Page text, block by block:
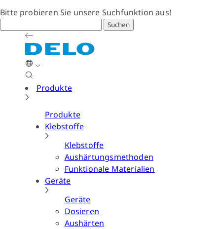
Bitte probieren Sie unsere Suchfunktion aus!
Suchen
Produkte
Produkte
Klebstoffe
Klebstoffe
Aushärtungsmethoden
Funktionale Materialien
Geräte
Geräte
Dosieren
Aushärten